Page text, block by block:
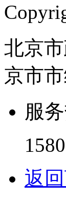
北京
京市
服
返